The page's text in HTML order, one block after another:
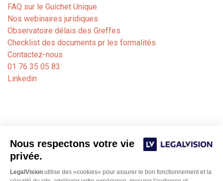
Nous respectons votre vie
privée.
LegalVision utilise des «cookies» pour assurer le bon fonctionnement et la
FAQ sur le Guichet Unique
Nos webinaires juridiques
Observatoire délais des Greffes
Checklist des documents pr les formalités
Contactez-nous
01 76 35 05 83
Linkedin